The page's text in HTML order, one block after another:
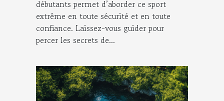
débutants permet d’aborder ce sport
extrême en toute sécurité et en toute
confiance. Laissez-vous guider pour
percer les secrets de...